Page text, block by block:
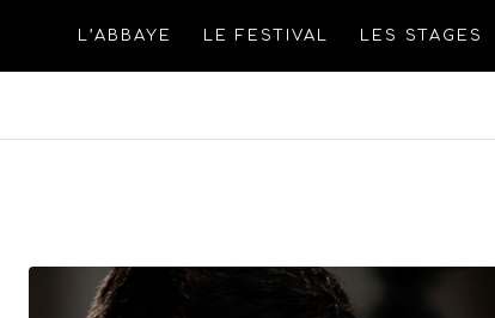
L’ABBAYE LE FESTIVAL LES STAGES